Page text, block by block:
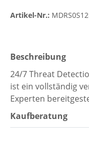
Artikel-Nr.:
Beschreibung
24/7 Threat
ist ein vollständig
Experten
Kaufberatung